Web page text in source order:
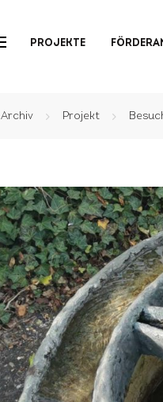
PROJEKTE
Archiv Projekt